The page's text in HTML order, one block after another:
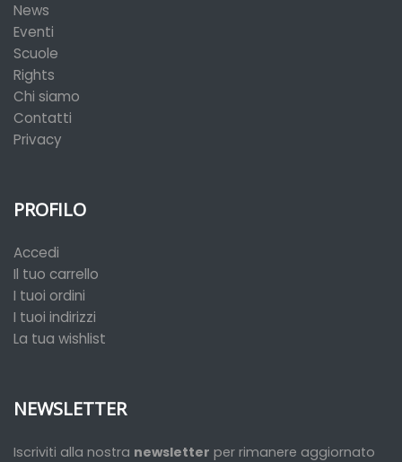
News
Eventi
Scuole
Rights
Chi siamo
Contatti
Privacy
PROFILO
Accedi
Il tuo carrello
I tuoi ordini
I tuoi indirizzi
La tua wishlist
NEWSLETTER
Iscriviti alla nostra newsletter per rimanere aggiornato